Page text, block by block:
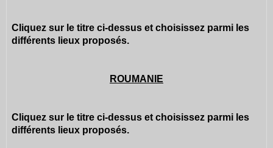
Cliquez sur le titre ci-dessus et choisissez parmi les
différents lieux proposés.
ROUMANIE
Cliquez sur le titre ci-dessus et choisissez parmi les
différents lieux proposés.